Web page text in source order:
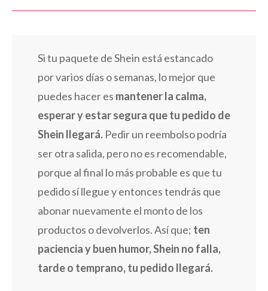
Si tu paquete de Shein está estancado
por varios días o semanas, lo mejor que
puedes hacer es mantener la calma,
esperar y estar segura que tu pedido de
Shein llegará.Pedir un reembolso podría
ser otra salida, pero no es recomendable,
porque al final lo más probable es que tu
pedido sí llegue y entonces tendrás que
abonar nuevamente el monto de los
productos o devolverlos. Así que; ten
paciencia y buen humor, Shein no falla,
tarde o temprano, tu pedido llegará.